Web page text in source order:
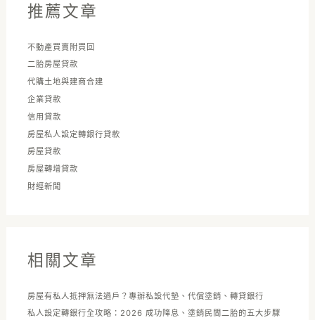
:推薦文章
不動產買賣附買回
二胎房屋貸款
代購土地與建商合建
企業貸款
信用貸款
房屋私人設定轉銀行貸款
房屋貸款
房屋轉增貸款
財經新聞
相關文章
房屋有私人抵押無法過戶？專辦私設代墊、代償塗銷、轉貸銀行
私人設定轉銀行全攻略：2026 成功降息、塗銷民間二胎的五大步驟